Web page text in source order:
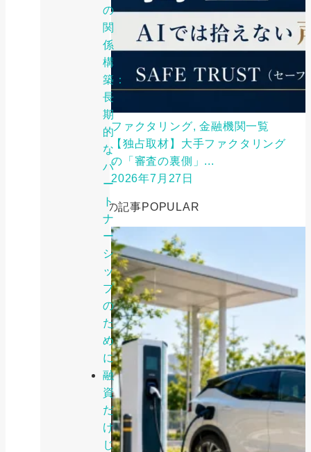
の
関
係
構
築：
長
期
的
な
パ
ー
ト
ナ
ー
シ
ッ
プ
の
た
め
に
融
資
だ
け
じ
ファクタリング, 金融機関一覧
【独占取材】大手ファクタリング
の「審査の裏側」...
2026年7月27日
人気の記事POPULAR